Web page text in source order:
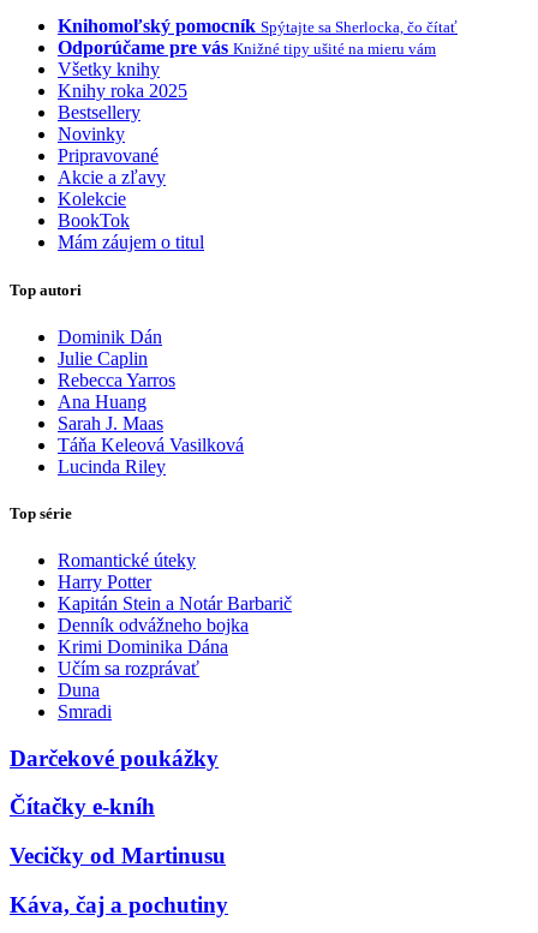
Knihomoľský pomocník Spýtajte sa Sherlocka, čo čítať
Odporúčame pre vás Knižné tipy ušité na mieru vám
Všetky knihy
Knihy roka 2025
Bestsellery
Novinky
Pripravované
Akcie a zľavy
Kolekcie
BookTok
Mám záujem o titul
Top autori
Dominik Dán
Julie Caplin
Rebecca Yarros
Ana Huang
Sarah J. Maas
Táňa Keleová Vasilková
Lucinda Riley
Top série
Romantické úteky
Harry Potter
Kapitán Stein a Notár Barbarič
Denník odvážneho bojka
Krimi Dominika Dána
Učím sa rozprávať
Duna
Smradi
Darčekové poukážky
Čítačky e-kníh
Vecičky od Martinusu
Káva, čaj a pochutiny